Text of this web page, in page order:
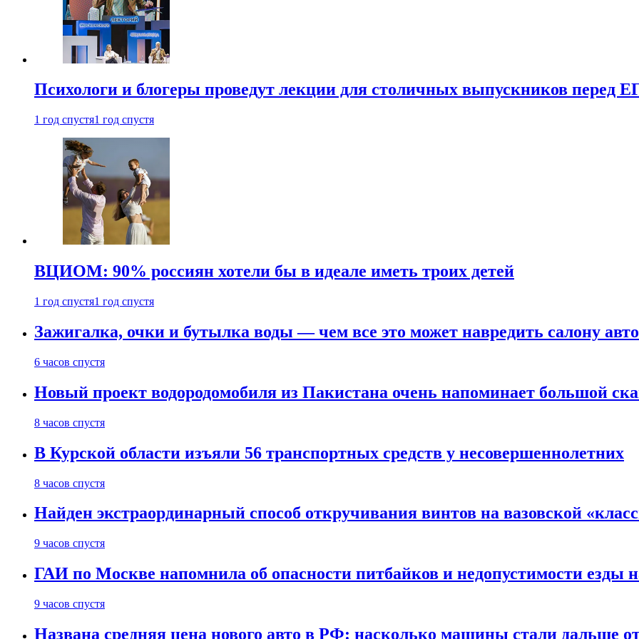
Психологи и блогеры проведут лекции для столичных выпускников перед
1 год спустя1 год спустя
ВЦИОМ: 90% россиян хотели бы в идеале иметь троих детей
1 год спустя1 год спустя
Зажигалка, очки и бутылка воды — чем все это может навредить салону
6 часов спустя
Новый проект водородомобиля из Пакистана очень напоминает большой
8 часов спустя
В Курской области изъяли 56 транспортных средств у несовершеннолетних
8 часов спустя
Найден экстраординарный способ откручивания винтов на вазовской
9 часов спустя
ГАИ по Москве напомнила об опасности питбайков и недопустимости езды
9 часов спустя
Названа средняя цена нового авто в РФ: насколько машины стали дальше